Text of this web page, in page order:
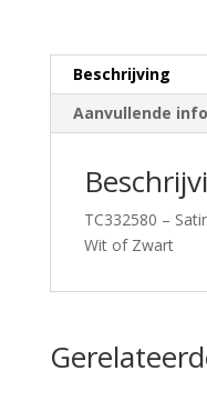
Beschrijving
Aanvullende
TC332580 –
Wit of Zwart